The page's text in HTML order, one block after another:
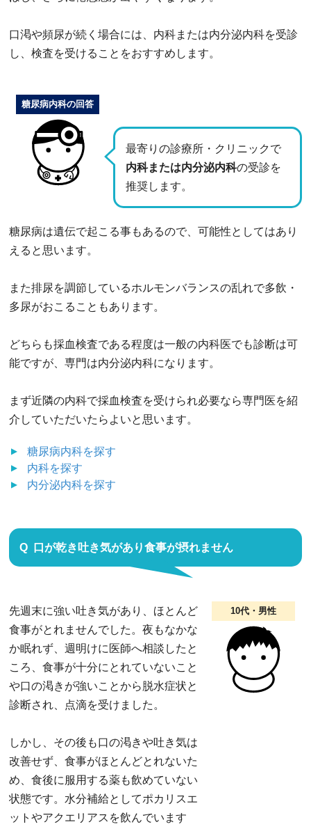
口渇や頻尿が続く場合には、内科または内分泌内科を受診
し、検査を受けることをおすすめします。
最寄りの診療所・クリニックで
内科または内分泌内科の受診を
推奨します。
糖尿病内科の回答
糖尿病は遺伝で起こる事もあるので、可能性としてはあり
えると思います。
また排尿を調節しているホルモンバランスの乱れで多飲・
多尿がおこることもあります。
どちらも採血検査である程度は一般の内科医でも診断は可
能ですが、専門は内分泌内科になります。
まず近隣の内科で採血検査を受けられ必要なら専門医を紹
介していただいたらよいと思います。
糖尿病内科を探す
内科を探す
内分泌内科を探す
口が乾き吐き気があり食事が摂れません
10代・男性
先週末に強い吐き気があり、ほとんど
食事がとれませんでした。夜もなかな
か眠れず、週明けに医師へ相談したと
ころ、食事が十分にとれていないこと
や口の渇きが強いことから脱水症状と
診断され、点滴を受けました。
しかし、その後も口の渇きや吐き気は
改善せず、食事がほとんどとれないた
め、食後に服用する薬も飲めていない
状態です。水分補給としてポカリスエ
ットやアクエリアスを飲んでいます